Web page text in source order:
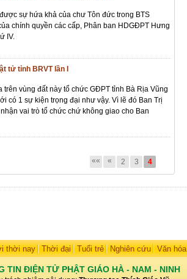
sự hứa khả của chư Tôn đức trong BTS
chính quyền các cấp, Phân ban HDGĐPT Hưng
IV.
tử tỉnh BRVT lần I
trên vùng đất này tổ chức GĐPT tỉnh Bà Rịa Vũng
có 1 sự kiện trọng đại như vậy. Vì lẽ đó Ban Trị
vai trò tổ chức chứ không giao cho Ban
«« « 2 3 4
thời nay Thời đại Tuổi trẻ Nghiên cứu Văn hóa
TIN ĐIỆN TỬ PHẬT GIÁO HÀ - NAM - NINH